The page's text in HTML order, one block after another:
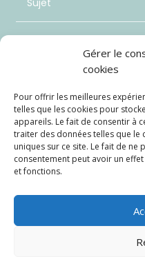
Gérer le
cookies
Pour offrir les meilleures
telles que les cookies pour
appareils. Le fait de consentir à
traiter des données telles que le
uniques sur ce site. Le fait de
consentement peut avoir un
et fonctions.
12 + 2=